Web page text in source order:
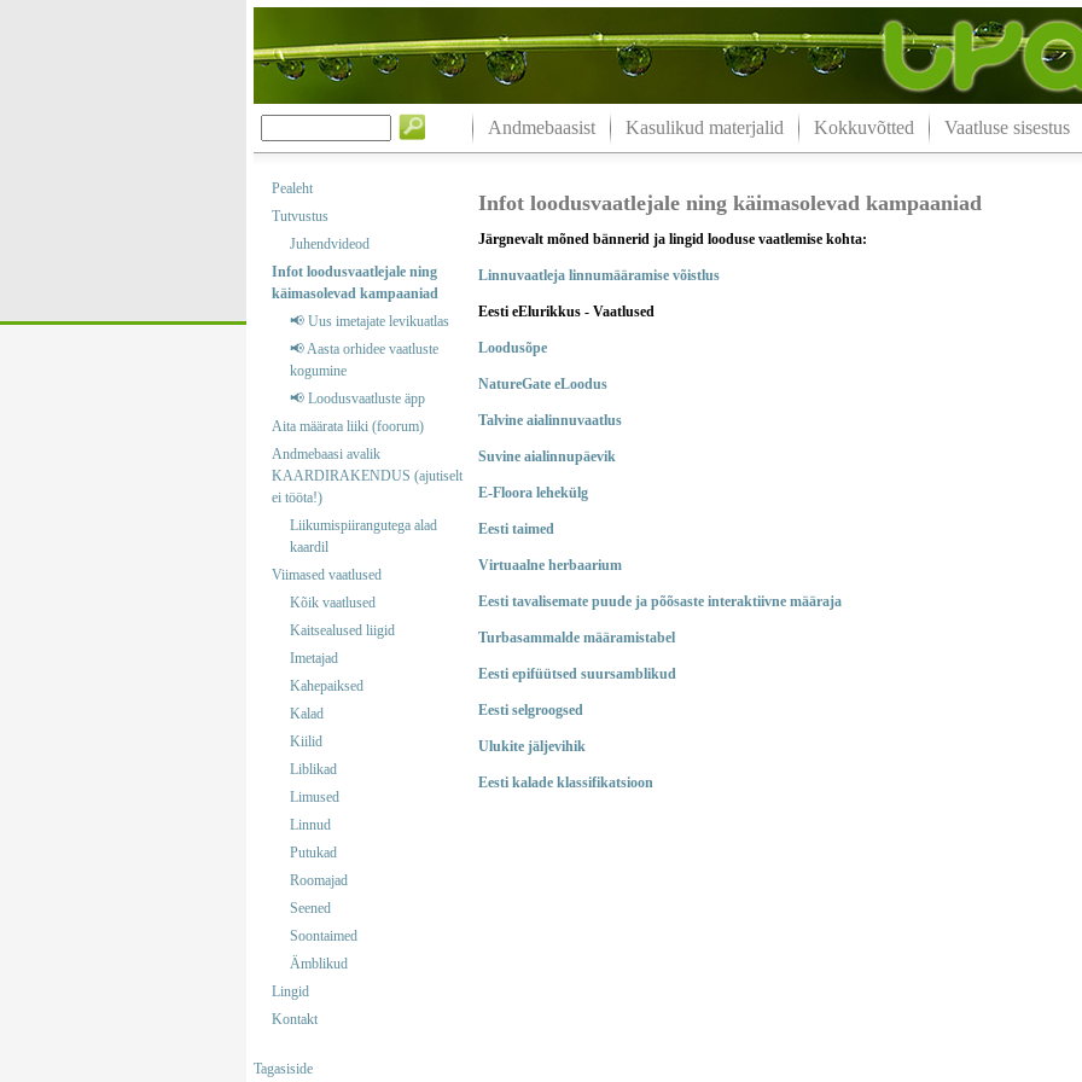
Andmebaasist Kasulikud materjalid Kokkuvõtted Vaatluse sisestus
Pealeht
Tutvustus
Juhendvideod
Infot loodusvaatlejale ning
käimasolevad kampaaniad
📢 Uus imetajate levikuatlas
📢 Aasta orhidee vaatluste
kogumine
📢 Loodusvaatluste äpp
Aita määrata liiki (foorum)
Andmebaasi avalik
KAARDIRAKENDUS (ajutiselt
ei tööta!)
Liikumispiirangutega alad
kaardil
Viimased vaatlused
Kõik vaatlused
Kaitsealused liigid
Imetajad
Kahepaiksed
Kalad
Kiilid
Liblikad
Limused
Linnud
Putukad
Roomajad
Seened
Soontaimed
Ämblikud
Lingid
Kontakt
Tagasiside
Infot loodusvaatlejale ning käimasolevad kampaaniad
Järgnevalt mõned bännerid ja lingid looduse vaatlemise kohta:
Linnuvaatleja linnumääramise võistlus
Eesti eElurikkus - Vaatlused
Loodusõpe
NatureGate eLoodus
Talvine aialinnuvaatlus
Suvine aialinnupäevik
E-Floora lehekülg
Eesti taimed
Virtuaalne herbaarium
Eesti tavalisemate puude ja põõsaste interaktiivne määraja
Turbasammalde määramistabel
Eesti epifüütsed suursamblikud
Eesti selgroogsed
Ulukite jäljevihik
Eesti kalade klassifikatsioon